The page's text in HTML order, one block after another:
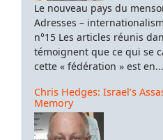
Le nouveau pays du
Adresses –
n°15 Les articles réunis
témoignent que ce qui se
cette « fédération » est en...
Chris Hedges: Israel’s
Memory